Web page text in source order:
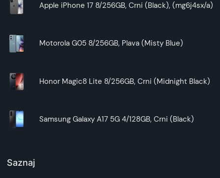
Apple iPhone 17 8/256GB, Crni (Black), (mg6j4sx/a)
Motorola G05 8/256GB, Plava (Misty Blue)
Honor Magic8 Lite 8/256GB, Crni (Midnight Black)
Samsung Galaxy A17 5G 4/128GB, Crni (Black)
Saznaj